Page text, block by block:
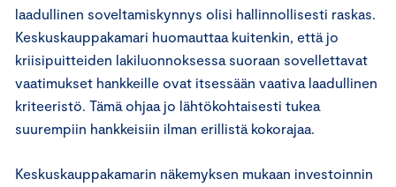
laadullinen soveltamiskynnys olisi hallinnollisesti raskas.
Keskuskauppakamari huomauttaa kuitenkin, että jo
kriisipuitteiden lakiluonnoksessa suoraan sovellettavat
vaatimukset hankkeille ovat itsessään vaativa laadullinen
kriteeristö. Tämä ohjaa jo lähtökohtaisesti tukea
suurempiin hankkeisiin ilman erillistä kokorajaa.
Keskuskauppakamarin näkemyksen mukaan investoinnin